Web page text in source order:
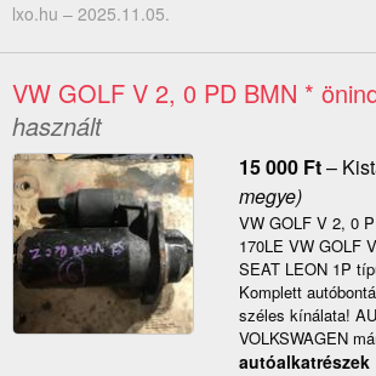
lxo.hu – 2025.11.05.
VW GOLF V 2, 0 PD BMN *
használt
15 000 Ft–
megye)
VW GOLF V 2, 0
170LE VW GOLF
SEAT LEON 1P
Komplett
széles kínálata!
VOLKSWAGEN
autóalkatrészek